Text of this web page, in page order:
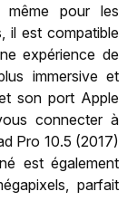
même pour les
il est compatible
expérience de
immersive et
son port Apple
connecter à
Pro 10.5 (2017)
est également
parfait